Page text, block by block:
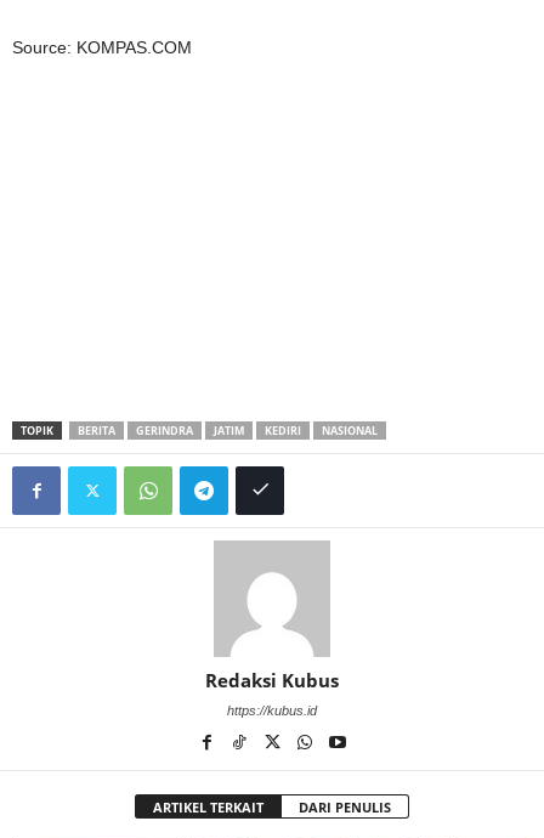
Source: KOMPAS.COM
TOPIK BERITA GERINDRA JATIM KEDIRI NASIONAL
Redaksi Kubus
https://kubus.id
ARTIKEL TERKAIT DARI PENULIS